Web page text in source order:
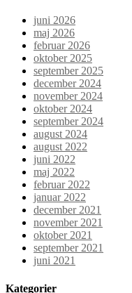
juni 2026
maj 2026
februar 2026
oktober 2025
september 2025
december 2024
november 2024
oktober 2024
september 2024
august 2024
august 2022
juni 2022
maj 2022
februar 2022
januar 2022
december 2021
november 2021
oktober 2021
september 2021
juni 2021
Kategorier